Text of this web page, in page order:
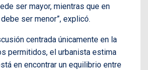
ser mayor, mientras que en
ser menor”, explicó.
centrada únicamente en la
permitidos, el urbanista estima
en encontrar un equilibrio entre